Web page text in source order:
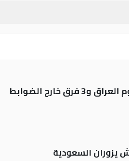
يزوران السعودية